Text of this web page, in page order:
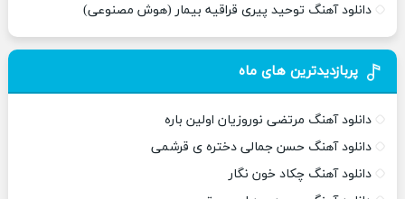
دانلود آهنگ توحید پیری قراقیه بیمار (هوش مصنوعی)
پربازدیدترین های ماه
دانلود آهنگ مرتضی نوروزیان اولین باره
دانلود آهنگ حسن جمالی دختره ی قرشمی
دانلود آهنگ چکاد خون نگار